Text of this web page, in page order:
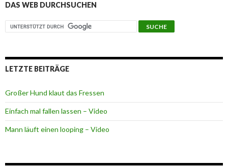
DAS WEB DURCHSUCHEN
LETZTE BEITRÄGE
Großer Hund klaut das Fressen
Einfach mal fallen lassen – Video
Mann läuft einen looping – Video